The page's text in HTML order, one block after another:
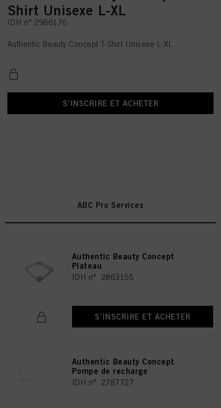
Shirt Unisexe L-XL
IDH n° 2986176
Authentic Beauty Concept T-Shirt Unisexe L-XL
S’INSCRIRE ET ACHETER
ABC Pro Services
Authentic Beauty Concept
Plateau
IDH n° 2863155
S’INSCRIRE ET ACHETER
Authentic Beauty Concept
Pompe de recharge
IDH n° 2787727